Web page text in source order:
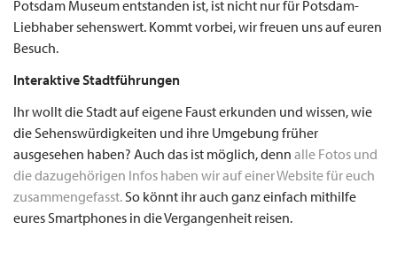
Potsdam Museum entstanden ist, ist nicht nur für Potsdam-
Liebhaber sehenswert. Kommt vorbei, wir freuen uns auf euren
Besuch.
Interaktive Stadtführungen
Ihr wollt die Stadt auf eigene Faust erkunden und wissen, wie
die Sehenswürdigkeiten und ihre Umgebung früher
ausgesehen haben? Auch das ist möglich, denn alle Fotos und
die dazugehörigen Infos haben wir auf einer Website für euch
zusammengefasst.So könnt ihr auch ganz einfach mithilfe
eures Smartphones in die Vergangenheit reisen.